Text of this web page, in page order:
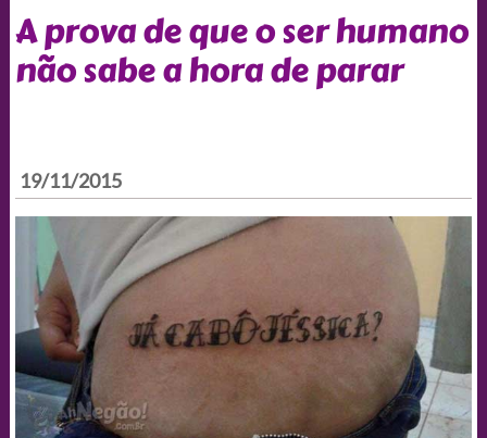
A prova de que o ser humano
não sabe a hora de parar
19/11/2015